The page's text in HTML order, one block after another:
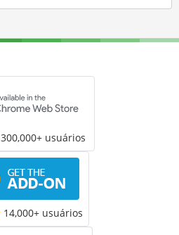
300,000+ usuários
14,000+ usuários